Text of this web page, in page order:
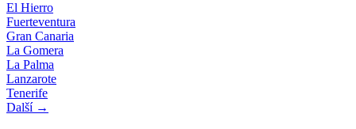
El Hierro
Fuerteventura
Gran Canaria
La Gomera
La Palma
Lanzarote
Tenerife
Další →